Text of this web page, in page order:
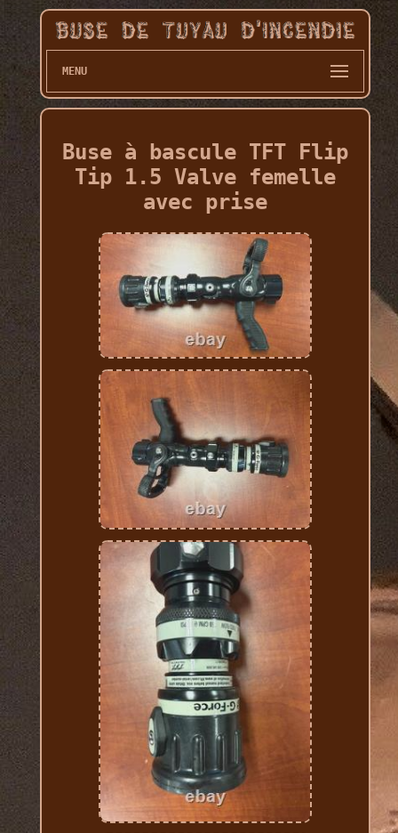
MENU
Buse à bascule TFT Flip
Tip 1.5 Valve femelle
avec prise